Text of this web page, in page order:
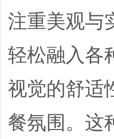
注重美观与
轻松融入各
视觉的舒适
餐氛围。这